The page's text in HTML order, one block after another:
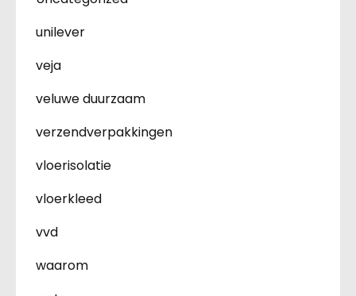
unilever
veja
veluwe duurzaam
verzendverpakkingen
vloerisolatie
vloerkleed
vvd
waarom